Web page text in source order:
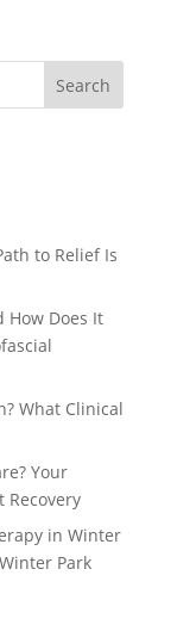
to Relief Is
How Does It
What Clinical
Your
Recovery
in Winter
Park